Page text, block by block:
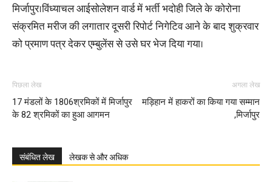
मिर्जापुर।विंध्याचल आईसोलेशन वार्ड में भर्ती भदोही जिले के कोरोना
संक्रमित मरीज की लगातार दूसरी रिपोर्ट निगेटिव आने के बाद शुक्रवार
को प्रमाण पत्र देकर एम्बुलेंस से उसे घर भेज दिया गया।
पिछला लेख
17 मंडलों के 1806श्रमिकों में मिर्जापुर
के 82 श्रमिकों का हुआ आगमन
अगला लेख
मड़िहान में हाकरों का किया गया सम्मान
,मिर्जापुर
संबंधित लेख लेखक से और अधिक